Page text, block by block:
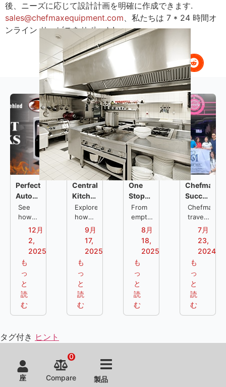
後、ニーズに応じて設計計画を明確に作成できます.
sales@chefmaxequipment.com、私たちは 7 * 24 時間オ
ンライン サービスをサポート!
関連リソース
Perfect
Automatic
Rotating Duck
Oven
Chain
Restaurants
See
how
Canton
Paradise
achieves
crispier
ducks,
faster
service,
and
flawless
consistency
powered
by
high-
temp,
dual-
12月
2,
2025
も
っ
と
読
む
Central
Kitchen
Equipment
Solutions
Jcafe
Thailand
Explore
how
tailored
central
kitchen
equipment
and
strong
after-
sales
support
a
kosher-
certified
central
9月
17,
2025
も
っ
と
読
む
One
Stop
Restaurant
Solution:
From
Empty
Lot to
Food
Just 7
Months
From
empty
lot to
bustling
food
city in
months
—our
One
Stop
Restaurant
design,
8月
18,
2025
も
っ
と
読
む
Chefmax's
Successful
Malaysia
Trip: A
Journey
Kitchen
Chefmax
traveled
Malaysia
gather
customer
feedback,
explore
the
market,
future
7月
23,
2024
も
っ
と
読
む
タグ付き ヒント
座 Compare
0
製品